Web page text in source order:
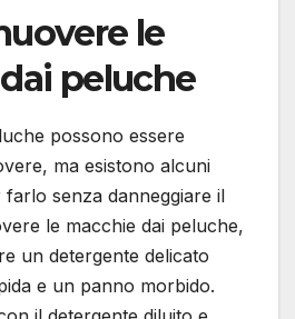
le
peluche
possono essere
ma esistono alcuni
senza danneggiare il
le macchie dai peluche,
un detergente delicato
e un panno morbido.